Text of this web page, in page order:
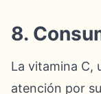
8.
La vitamina C,
atención por